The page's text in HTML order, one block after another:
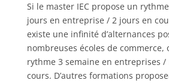
Si le master IEC propose un
jours en entreprise / 2 jours en
existe une infinité d’alternances
nombreuses écoles de commerce,
rythme 3 semaine en entreprises /
cours. D’autres formations